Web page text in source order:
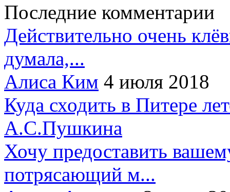
Последние комментарии
Действительно очень
думала,...
Алиса Ким 4 июля 2018
Куда сходить в Питере
А.С.Пушкина
Хочу предоставить
потрясающий м...